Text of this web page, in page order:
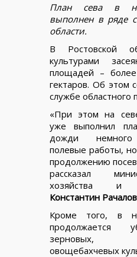
План сева в
выполнен в ряде
области.
В Ростовской
культурами
площадей –
гектаров. Об этом
службе областного
«При этом на
уже выполнил
дожди немного
полевые работы,
продолжению
рассказал
хозяйства и
Константин
Кроме того, в
продолжается
зерновых,
овощебахчевых